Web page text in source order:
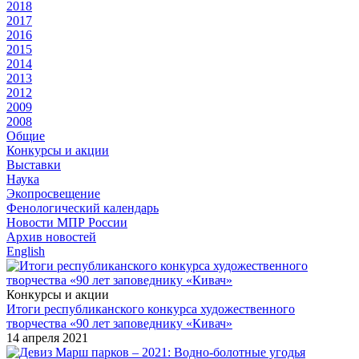
2018
2017
2016
2015
2014
2013
2012
2009
2008
Общие
Конкурсы и акции
Выставки
Наука
Экопросвещение
Фенологический календарь
Новости МПР России
Архив новостей
English
Конкурсы и акции
Итоги республиканского конкурса художественного
творчества «90 лет заповеднику «Кивач»
14 апреля 2021